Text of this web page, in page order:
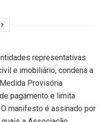
representativas
e imobiliário, condena a
Provisória
pagamento e limita
manifesto é assinado por